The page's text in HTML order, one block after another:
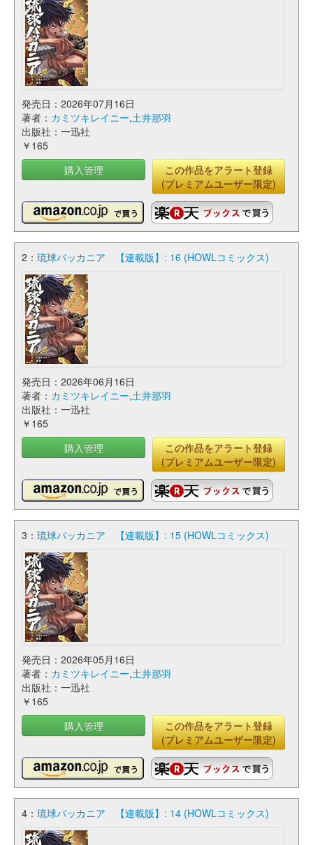
発売日：2026年07月16日
著者： カミツキレイニー,土井那羽
出版社：一迅社
￥165
購入管理
この作品をアラート登録
(プレミアムユーザー限定)
2： 琉球バッカニア 【連載版】: 16 (HOWLコミックス)
発売日：2026年06月16日
著者： カミツキレイニー,土井那羽
出版社：一迅社
￥165
購入管理
この作品をアラート登録
(プレミアムユーザー限定)
3： 琉球バッカニア 【連載版】: 15 (HOWLコミックス)
発売日：2026年05月16日
著者： カミツキレイニー,土井那羽
出版社：一迅社
￥165
購入管理
この作品をアラート登録
(プレミアムユーザー限定)
4： 琉球バッカニア 【連載版】: 14 (HOWLコミックス)